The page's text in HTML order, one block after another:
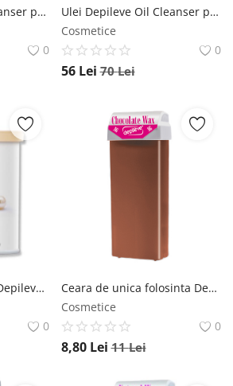
Ulei Depileve Oil Cleanser post epilare 350ml Depileve
0
Ulei Depileve Oil Cleanser post epilare 220ml Depileve
Cosmetice
0
56 Lei 70Lei
Ceara pentru epilat Depileve Pearl Rosin pentru piele sensibila 800g Depileve
0
Ceara de unica folosinta Depileve Ciocolata roll-on 100 ml Depileve
Cosmetice
0
8,80 Lei 11Lei